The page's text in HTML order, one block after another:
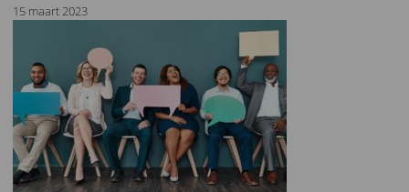
15 maart 2023